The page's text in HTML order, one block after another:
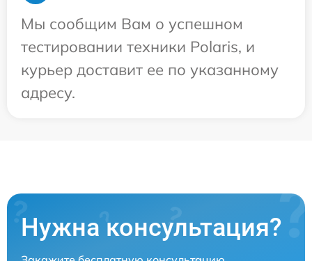
Мы сообщим Вам о успешном
тестировании техники Polaris, и
курьер доставит ее по указанному
адресу.
Нужна консультация?